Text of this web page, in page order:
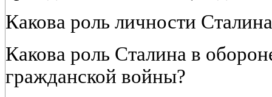
Какова роль личности
Какова роль Сталина в
гражданской войны?